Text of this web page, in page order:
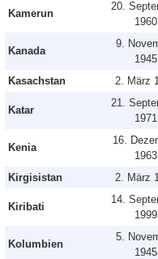
Kamerun
20.
1960
Kanada
9.
1945
Kasachstan 2. März
Katar
21.
1971
Kenia
16.
1963
Kirgisistan 2. März
Kiribati
14.
1999
Kolumbien
5.
1945